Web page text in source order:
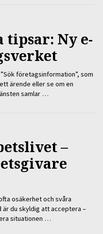
Ny e-
företagsinformation”, som
ärende eller se om en
samlar …
–
osäkerhet och svåra
du skyldig att acceptera –
situationen …